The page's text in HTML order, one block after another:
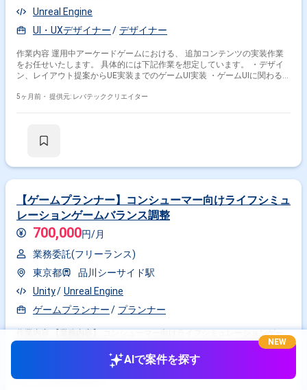
Unreal Engine
UI・UXデザイナー
デザイナー
作業内容 運用中アーケードゲームにおける、 追加コンテンツの実装作業
をお任せいたします。 具体的には下記作業を想定しています。 ・デザイ
ン、レイアウト提案からUE実装までのゲームUI実装 ・ゲームUIに関わるグ
5ヶ月前・ 提供元: レバテッククリエイター
【ゲームプランナー】コンシューマー向けライフシミュ
レーションゲームバランス調整
700,000円/月
業務委託(フリーランス)
東京都
品川シーサイド駅
Unity
Unreal Engine
ゲームプランナー
プランナー
作業内容 【業務内容】 コンシューマー向けライフシミュレーションゲー
ムのバランス調整を担当し、ゲーム全体のバランス設計、仕様書作成、デ
ータ作成や実装・調整、進行管理を行います。既存ゲームの調整と新規要
素追加を両立させ、複数部署との円滑なコミュニケーションを図ります。
AIで案件を探す
NEW